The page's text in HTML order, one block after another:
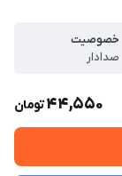
خصوصیت
صدادار
44,550تومان